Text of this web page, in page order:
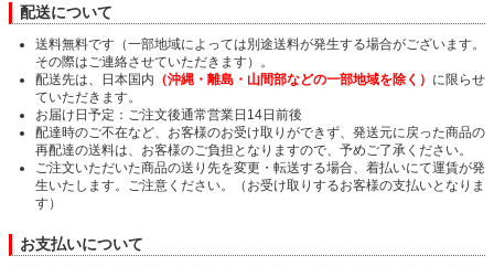
配送について
送料無料です（一部地域によっては別途送料が発生する場合がございます。
その際はご連絡させていただきます）。
配送先は、日本国内 （沖縄・離島・山間部などの一部地域を除く） に限らせ
ていただきます。
お届け日予定：ご注文後通常営業日14日前後
配達時のご不在など、お客様のお受け取りができず、発送元に戻った商品の
再配達の送料は、お客様のご負担となりますので、予めご了承ください。
ご注文いただいた商品の送り先を変更・転送する場合、着払いにて運賃が発
生いたします。ご注意ください。（お受け取りするお客様の支払いとなりま
す）
お支払いについて